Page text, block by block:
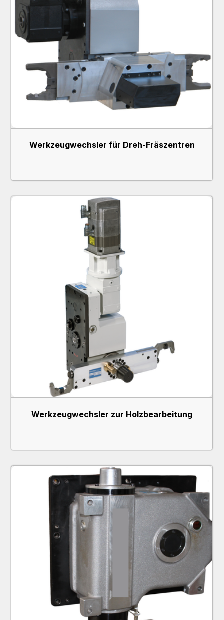
write;
encrypted-
media;
gyroscope;
picture-in-
picture; web-
referrerpolicy=“strict-
origin-when-
cross-origin“
allowfullscreen>
Werkzeugwechsler für Dreh-Fräszentren
Werkzeugwechsler zur Holzbearbeitung